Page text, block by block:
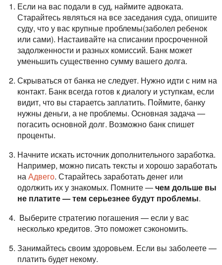
Если на вас подали в суд, наймите адвоката.
Старайтесь являться на все заседания суда, опишите
суду, что у вас крупные проблемы(заболел ребенок
или сами). Настаивайте на списании просроченной
задолженности и разных комиссий. Банк может
уменьшить существенно сумму вашего долга.
Скрываться от банка не следует. Нужно идти с ним на
контакт. Банк всегда готов к диалогу и уступкам, если
видит, что вы стараетсь заплатить. Поймите, банку
нужны деньги, а не проблемы. Основная задача —
погасить основной долг. Возможно банк спишет
проценты.
Начните искать источник дополнительного заработка.
Например, можно писать тексты и хорошо заработать
наАдвего. Старайтесь заработать денег или
одолжить их у знакомых. Помните —чем дольше вы
не платите — тем серьезнее будут проблемы.
Выберите стратегию погашения — если у вас
несколько кредитов. Это поможет сэкономить.
Занимайтесь своим здоровьем. Если вы заболеете —
платить будет некому.